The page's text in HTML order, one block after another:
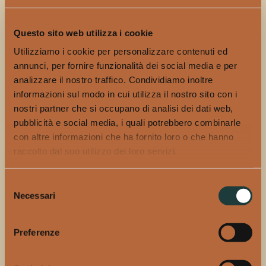
Questo sito web utilizza i cookie
Utilizziamo i cookie per personalizzare contenuti ed
annunci, per fornire funzionalità dei social media e per
analizzare il nostro traffico. Condividiamo inoltre
informazioni sul modo in cui utilizza il nostro sito con i
nostri partner che si occupano di analisi dei dati web,
pubblicità e social media, i quali potrebbero combinarle
con altre informazioni che ha fornito loro o che hanno
raccolto dal suo utilizzo dei loro servizi.
delNecessari
Preferenze
utilizzando tradizionali alambicchi
pot still. Le botaniche vengono lasciate in
macerazione
essenziali e aromi, ottenendo un profilo complesso ma
perfettamente bilanciato.
litri,Tom Thumb e Thumbelina, costruiti dalla
leggendaria John Dore & Co. Il processo dura circa
cinque ore: solo il “cuore” della distillazione viene
garantire la massima qualità aromatica.